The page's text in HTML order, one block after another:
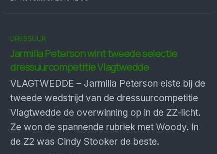
DRESSUUR
Jarmilla Peterson wint tweede selectie
dressuurcompetitie Vlagtwedde
VLAGTWEDDE – Jarmilla Peterson eiste bij de
tweede wedstrijd van de dressuurcompetitie
Vlagtwedde de overwinning op in de ZZ-licht.
Ze won de spannende rubriek met Woody. In
de Z2 was Cindy Stooker de beste.